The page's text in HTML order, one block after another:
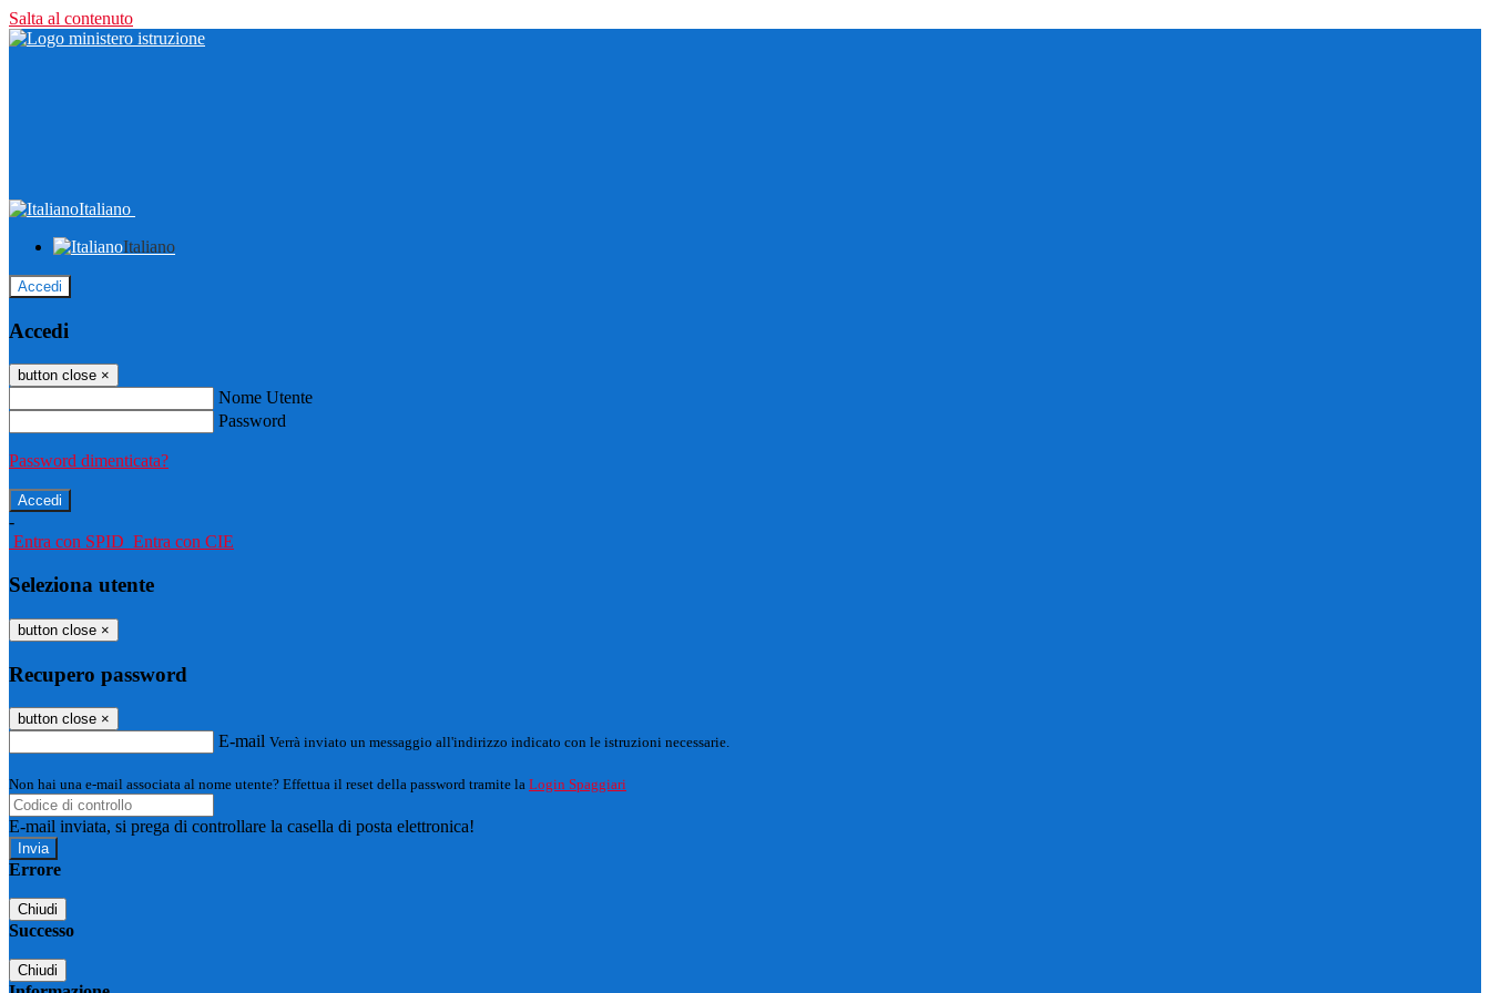
Salta al contenuto
Italiano
Italiano
Accedi
Accedi
button close ×
Nome Utente
Password
Password dimenticata?
-
Entra con SPID Entra con CIE
Seleziona utente
button close ×
Recupero password
button close ×
E-mail Verrà inviato un messaggio all'indirizzo indicato con le istruzioni necessarie.
Non hai una e-mail associata al nome utente? Effettua il reset della password tramite la Login Spaggiari
E-mail inviata, si prega di controllare la casella di posta elettronica!
Errore
Chiudi
Successo
Chiudi